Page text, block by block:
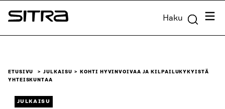
Siirry
suoraan
Sitra Haku
ETUSIVU JULKAISU
KOHTI HYVINVOIVAA JA KILPAILUKYKYISTÄ
YHTEISKUNTAA
JULKAISU